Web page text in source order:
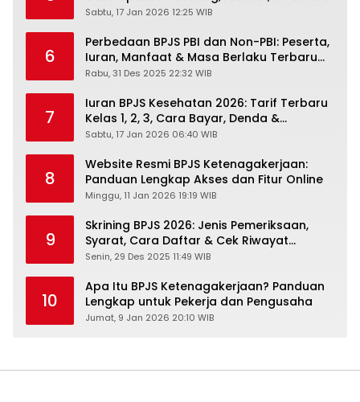
Sabtu, 17 Jan 2026 12:25 WIB
6
Perbedaan BPJS PBI dan Non-PBI: Peserta,
Iuran, Manfaat & Masa Berlaku Terbaru
2026
Rabu, 31 Des 2025 22:32 WIB
7
Iuran BPJS Kesehatan 2026: Tarif Terbaru
Kelas 1, 2, 3, Cara Bayar, Denda &
Panduan Lengkap Peserta JKN-KIS
Sabtu, 17 Jan 2026 06:40 WIB
8
Website Resmi BPJS Ketenagakerjaan:
Panduan Lengkap Akses dan Fitur Online
Minggu, 11 Jan 2026 19:19 WIB
9
Skrining BPJS 2026: Jenis Pemeriksaan,
Syarat, Cara Daftar & Cek Riwayat
Kesehatan Gratis
Senin, 29 Des 2025 11:49 WIB
10
Apa Itu BPJS Ketenagakerjaan? Panduan
Lengkap untuk Pekerja dan Pengusaha
Jumat, 9 Jan 2026 20:10 WIB